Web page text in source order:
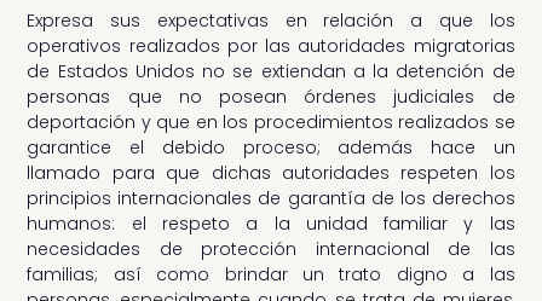
Expresa sus expectativas en relación a que los
operativos realizados por las autoridades migratorias
de Estados Unidos no se extiendan a la detención de
personas que no posean órdenes judiciales de
deportación y que en los procedimientos realizados se
garantice el debido proceso; además hace un
llamado para que dichas autoridades respeten los
principios internacionales de garantía de los derechos
humanos: el respeto a la unidad familiar y las
necesidades de protección internacional de las
familias; así como brindar un trato digno a las